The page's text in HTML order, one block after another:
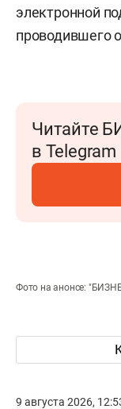
электронной
проводившего
Читайте
в Telegram
Фото на анонсе:
9 августа 2026,